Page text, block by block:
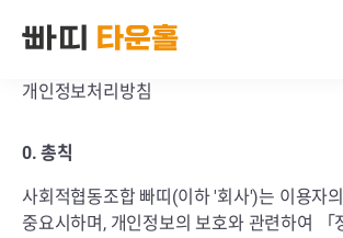
개인정보처리방침
0. 총칙
사회적협동조합 빠띠(이하 '회사')는 이용자
중요시하며, 개인정보의 보호와 관련하여 「
Pricing